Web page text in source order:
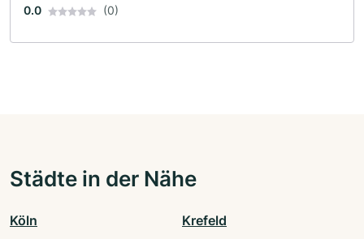
0.0 (0)
Städte in der Nähe
Köln Krefeld